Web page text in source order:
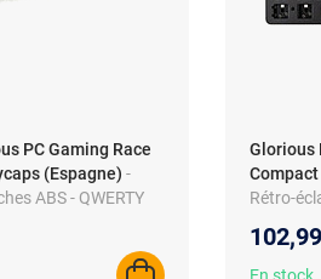
PC Gaming Race
(Espagne) -
ABS - QWERTY
:
Glorious
Compact
Rétro-